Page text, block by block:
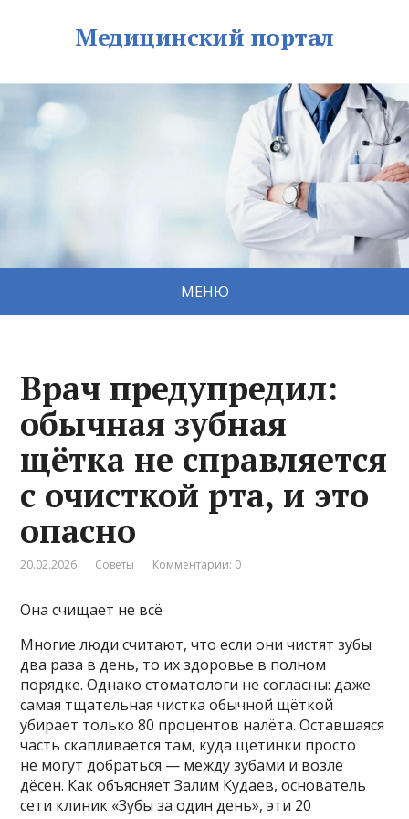
Медицинский портал
МЕНЮ
Врач предупредил:
обычная зубная
щётка не справляется
с очисткой рта, и это
опасно
20.02.2026 Советы Комментарии: 0
Она счищает не всё
Многие люди считают, что если они чистят зубы
два раза в день, то их здоровье в полном
порядке. Однако стоматологи не согласны: даже
самая тщательная чистка обычной щёткой
убирает только 80 процентов налёта. Оставшаяся
часть скапливается там, куда щетинки просто
не могут добраться — между зубами и возле
дёсен. Как объясняет Залим Кудаев, основатель
сети клиник «Зубы за один день», эти 20